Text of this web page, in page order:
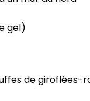
gel)
de